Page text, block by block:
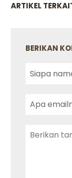
ARTIKEL
BERIKAN